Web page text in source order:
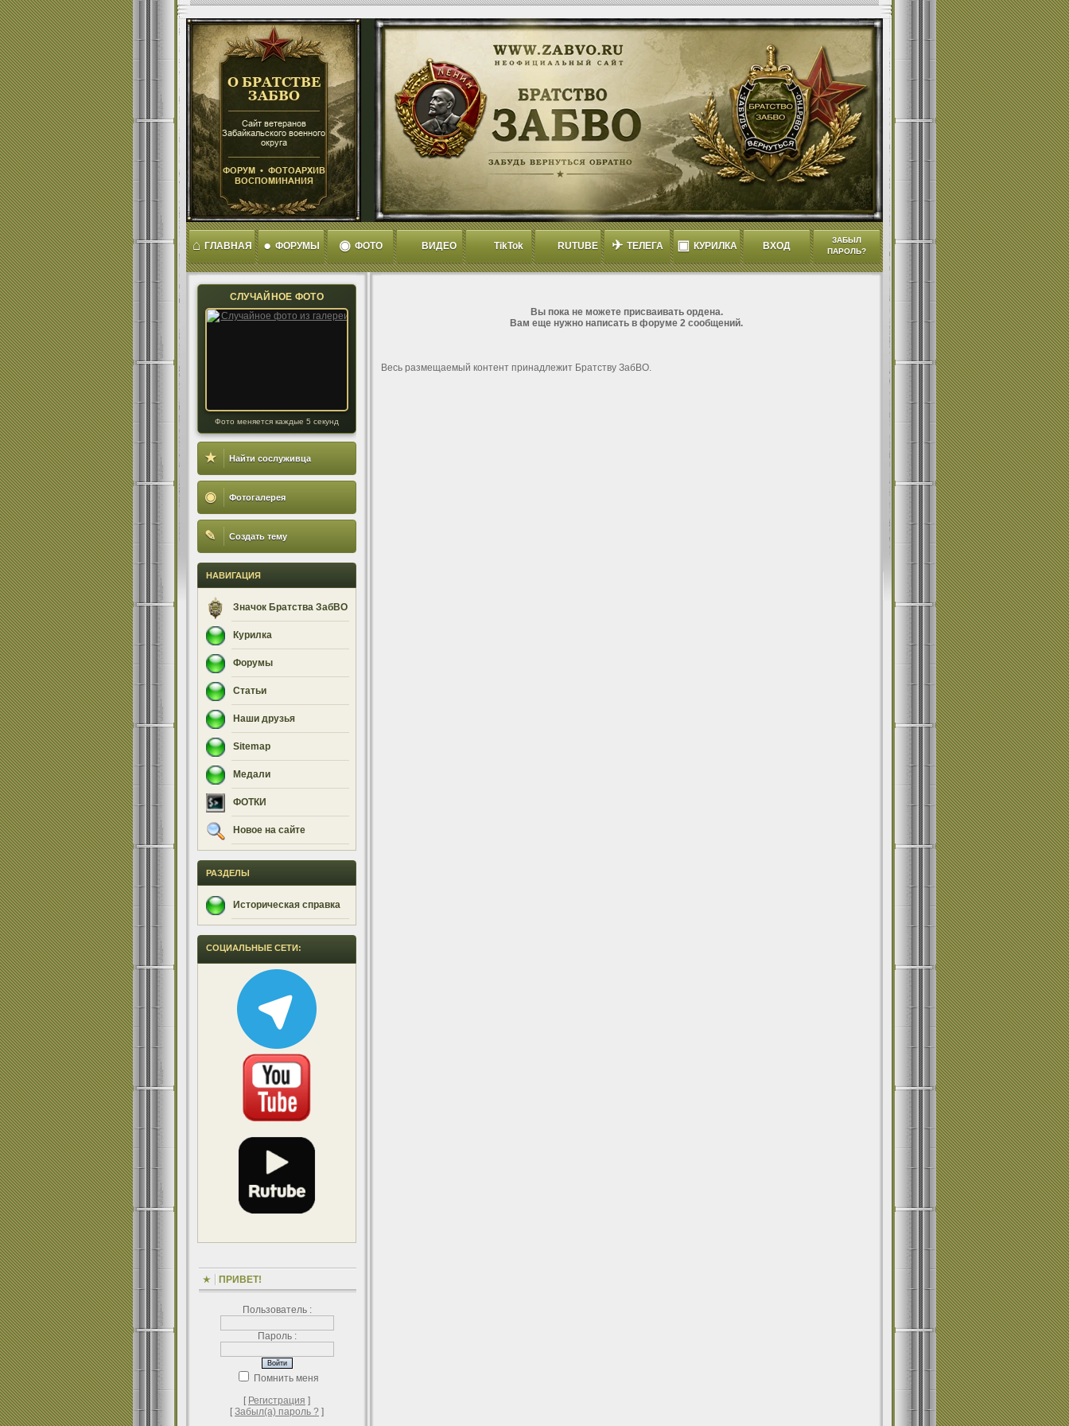
⌂ ГЛАВНАЯ ● ФОРУМЫ ◉ ФОТО ВИДЕО TikTok RUTUBE ✈ ТЕЛЕГА ▣ КУРИЛКА ВХОД
ЗАБЫЛ
ПАРОЛЬ?
СЛУЧАЙНОЕ ФОТО
Фото меняется каждые 5 секунд
★ Найти сослуживца
◉ Фотогалерея
✎ Создать тему
НАВИГАЦИЯ
Значок Братства ЗабВО
Курилка
Форумы
Статьи
Наши друзья
Sitemap
Медали
ФОТКИ
Новое на сайте
РАЗДЕЛЫ
Историческая справка
СОЦИАЛЬНЫЕ СЕТИ:
ПРИВЕТ!
Пользователь :
Пароль :
Помнить меня
[ Регистрация ]
[Забыл(а) пароль ? ]
Вы пока не можете присваивать ордена.
Вам еще нужно написать в форуме 2 сообщений.
Весь размещаемый контент принадлежит Братству ЗабВО.